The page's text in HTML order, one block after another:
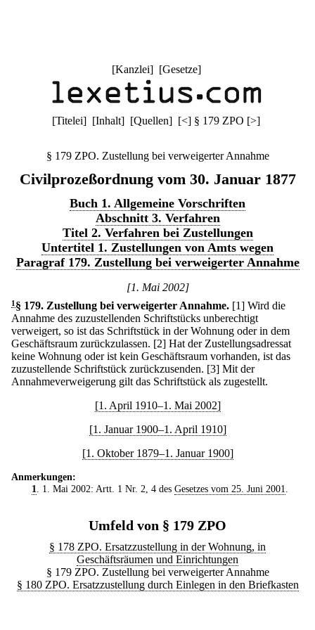
[Kanzlei] [Gesetze]
[Titelei] [Inhalt] [Quellen] [<] § 179 ZPO [>]
§ 179 ZPO. Zustellung bei verweigerter Annahme
Civilprozeßordnung vom 30. Januar 1877
Buch 1. Allgemeine Vorschriften
Abschnitt 3. Verfahren
Titel 2. Verfahren bei Zustellungen
Untertitel 1. Zustellungen von Amts wegen
Paragraf 179. Zustellung bei verweigerter Annahme
[1. Mai 2002]
1 § 179. Zustellung bei verweigerter Annahme. [1] Wird die
Annahme des zuzustellenden Schriftstücks unberechtigt
verweigert, so ist das Schriftstück in der Wohnung oder in dem
Geschäftsraum zurückzulassen. [2] Hat der Zustellungsadressat
keine Wohnung oder ist kein Geschäftsraum vorhanden, ist das
zuzustellende Schriftstück zurückzusenden. [3] Mit der
Annahmeverweigerung gilt das Schriftstück als zugestellt.
[1. April 1910–1. Mai 2002]
[1. Januar 1900–1. April 1910]
[1. Oktober 1879–1. Januar 1900]
Anmerkungen:
1
. 1. Mai 2002: Artt. 1 Nr. 2, 4 des Gesetzes vom 25. Juni 2001
Umfeld von § 179 ZPO
§ 178 ZPO. Ersatzzustellung in der Wohnung, in
Geschäftsräumen und Einrichtungen
§ 179 ZPO. Zustellung bei verweigerter Annahme
§ 180 ZPO. Ersatzzustellung durch Einlegen in den Briefkasten